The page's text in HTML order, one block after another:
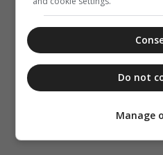
Do not
Manage